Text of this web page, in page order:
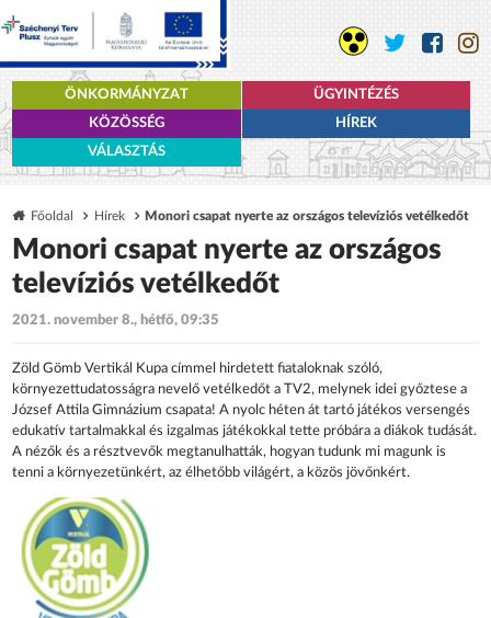
ÖNKORMÁNYZAT
ÜGYINTÉZÉS
KÖZÖSSÉG
HÍREK
VÁLASZTÁS
Főoldal Hírek Monori csapat nyerte az országos televíziós vetélkedőt
Monori csapat nyerte az országos
televíziós vetélkedőt
2021. november 8., hétfő, 09:35
Zöld Gömb Vertikál Kupa címmel hirdetett fiataloknak szóló,
környezettudatosságra nevelő vetélkedőt a TV2, melynek idei győztese a
József Attila Gimnázium csapata! A nyolc héten át tartójátékos versengés
edukatív tartal makkal és izgalmas játékokkal tette próbára a diákok tudását.
A nézők és a résztvevők megtanulhatták, hogyan tudunk mi magunk is
tenni a környezetünkért, az élhetőbb világért, a közös jövőnkért.